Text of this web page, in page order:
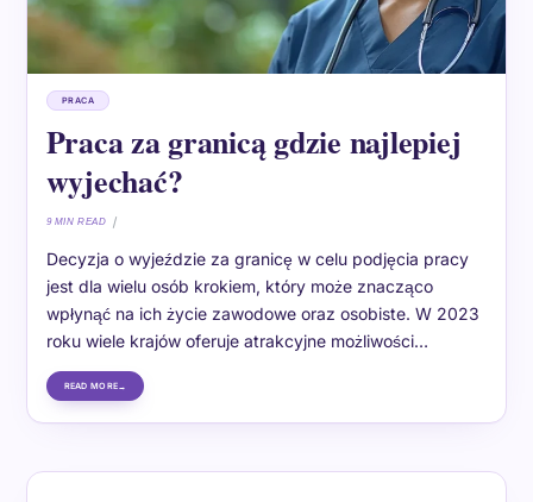
PRACA
Praca za granicą gdzie najlepiej
wyjechać?
9 MIN READ
Decyzja o wyjeździe za granicę w celu podjęcia pracy
jest dla wielu osób krokiem, który może znacząco
wpłynąć na ich życie zawodowe oraz osobiste. W 2023
roku wiele krajów oferuje atrakcyjne możliwości…
READ MORE